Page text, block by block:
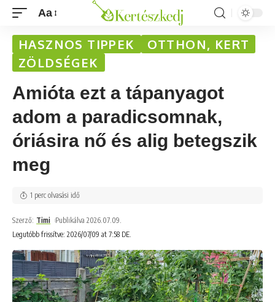
Aa
HASZNOS TIPPEK
OTTHON, KERT
ZÖLDSÉGEK
Amióta ezt a tápanyagot
adom a paradicsomnak,
óriásira nő és alig betegszik
meg
Legutóbb frissítve: 2026/07/09 at 7:58 DE.
Szerző: Timi Publikálva 2026.07.09.
1 perc olvasási idő